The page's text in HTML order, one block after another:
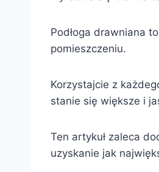
Podłoga drawniana
pomieszczeniu.
Korzystajcie z
stanie się większe i
Ten artykuł zaleca
uzyskanie jak